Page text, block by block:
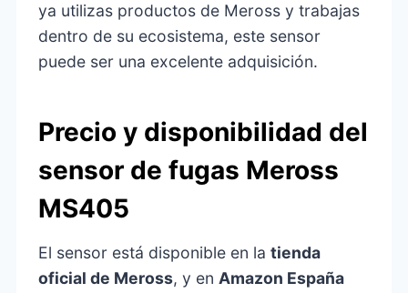
ya utilizas productos de Meross y trabajas
dentro de su ecosistema, este sensor
puede ser una excelente adquisición.
Precio y disponibilidad del
sensor de fugas Meross
MS405
El sensor está disponible en latienda
oficial de Meross, y en Amazon España